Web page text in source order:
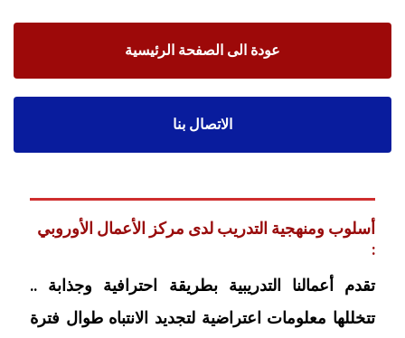
عودة الى الصفحة الرئيسية
الاتصال بنا
أسلوب ومنهجية التدريب لدى مركز الأعمال الأوروبي
:
تقدم أعمالنا التدريبية بطريقة احترافية وجذابة ..
تتخللها معلومات اعتراضية لتجديد الانتباه طوال فترة